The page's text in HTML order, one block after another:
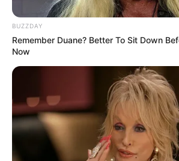
Mengadopsinya?
10 Potret
Hewan
BUZZDAY
Remember Duane? Better To Sit Down
Now